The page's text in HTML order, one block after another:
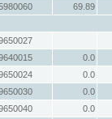
69.89
0.0
0.0
0.0
0.0